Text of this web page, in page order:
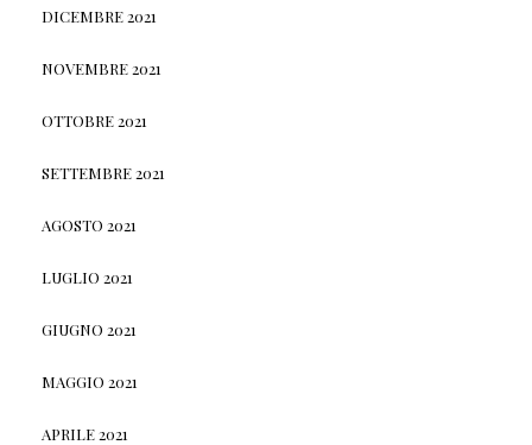
DICEMBRE 2021
NOVEMBRE 2021
OTTOBRE 2021
SETTEMBRE 2021
AGOSTO 2021
LUGLIO 2021
GIUGNO 2021
MAGGIO 2021
APRILE 2021